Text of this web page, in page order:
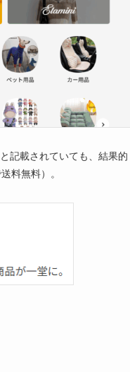
記載されていても、結果的
料無料）。